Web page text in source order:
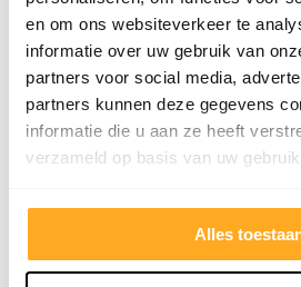
en om ons websiteverkeer te
informatie over uw gebruik van
partners voor social media,
partners kunnen deze gegevens
informatie die u aan ze heeft
verzameld op basis van uw
Alles
het land om klanten blij te
vloer. Dat is toch het leukste
blij maken!
Laminaatvloer leggen
Als jouw vloer is bezorgd in
beginnen met leggen. Het
alle vloeren beschikken